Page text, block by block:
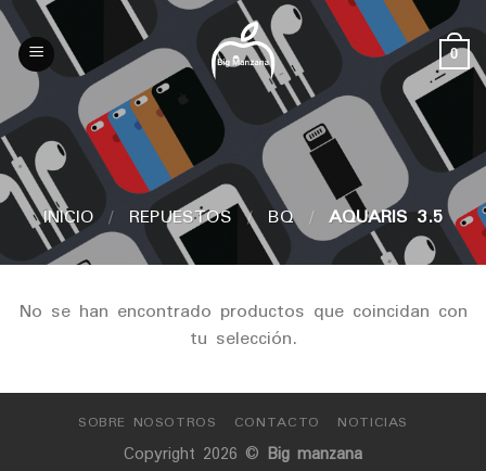
Skip
to
content 0
INICIO / REPUESTOS / BQ / AQUARIS 3.5
No se han encontrado productos que coincidan con
tu selección.
SOBRE NOSOTROS CONTACTO NOTICIAS
Copyright 2026 © Big manzana